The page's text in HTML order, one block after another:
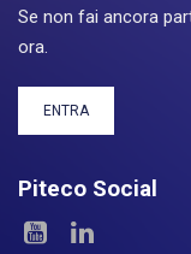
Se non fai ancora
ora.
ENTRA
Piteco Social